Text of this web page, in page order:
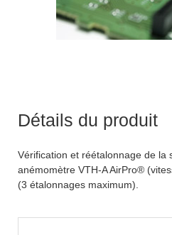
Détails du produit
Vérification et réétalonnage de la
anémomètre VTH-A AirPro®
(3 étalonnages maximum).